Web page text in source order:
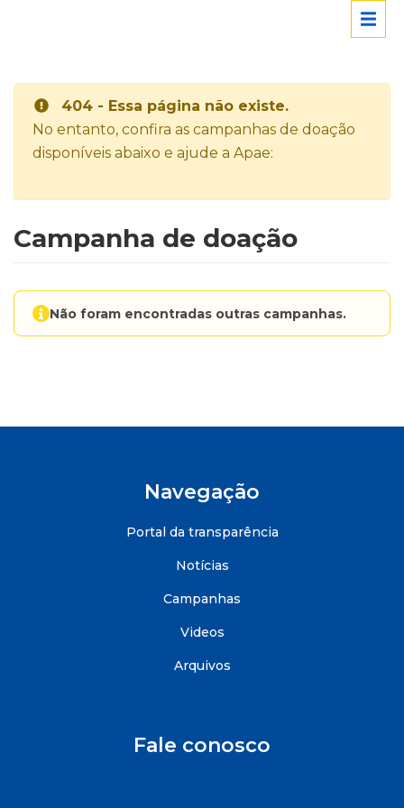
404 - Essa página não existe.
No entanto, confira as campanhas de doação
disponíveis abaixo e ajude a Apae:
Campanha de doação
Não foram encontradas outras campanhas.
Navegação
Portal da transparência
Notícias
Campanhas
Videos
Arquivos
Fale conosco